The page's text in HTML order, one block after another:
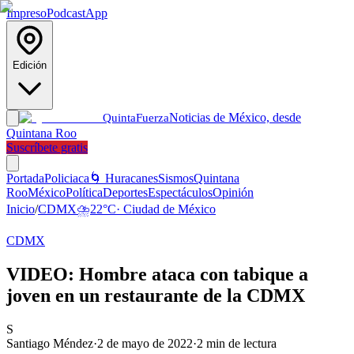
ImpresoPodcastApp
Edición
QuintaFuerzaNoticias de México, desde
Quintana Roo
Suscríbete gratis
PortadaPoliciaca 🌀 HuracanesSismosQuintana
RooMéxicoPolíticaDeportesEspectáculosOpinión
Inicio/CDMX⛈️22°C· Ciudad de México
CDMX
VIDEO: Hombre ataca con tabique a
joven en un restaurante de la CDMX
S
Santiago Méndez·2 de mayo de 2022·2 min de lectura